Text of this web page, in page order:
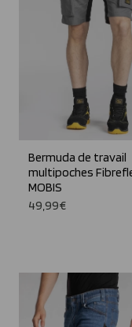
Bermuda de travail
multipoches
MOBIS
49,99€